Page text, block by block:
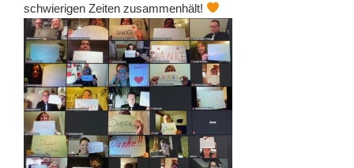
schwierigen Zeiten zusammenhält!